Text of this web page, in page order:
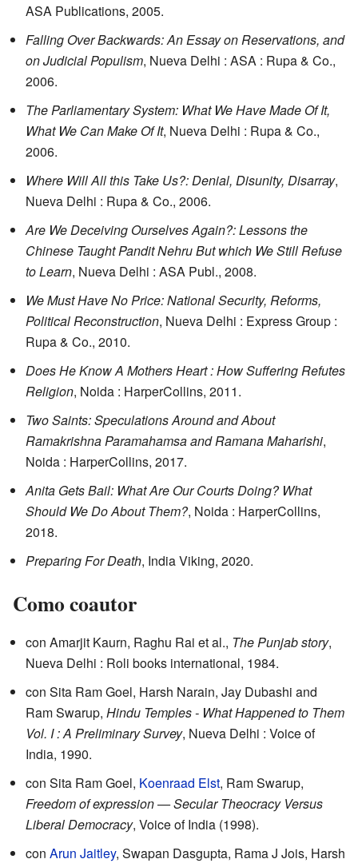
ASA Publications, 2005.
Falling Over Backwards: An Essay on Reservations, and
on Judicial Populism, Nueva Delhi : ASA : Rupa & Co.,
2006.
The Parliamentary System: What We Have Made Of It,
What We Can Make Of It, Nueva Delhi : Rupa & Co.,
2006.
Where Will All this Take Us?: Denial, Disunity, Disarray,
Nueva Delhi : Rupa & Co., 2006.
Are We Deceiving Ourselves Again?: Lessons the
Chinese Taught Pandit Nehru But which We Still Refuse
to Learn, Nueva Delhi : ASA Publ., 2008.
We Must Have No Price: National Security, Reforms,
Political Reconstruction, Nueva Delhi : Express Group :
Rupa & Co., 2010.
Does He Know A Mothers Heart : How Suffering Refutes
Religion, Noida : HarperCollins, 2011.
Two Saints: Speculations Around and About
Ramakrishna Paramahamsa and Ramana Maharishi,
Noida : HarperCollins, 2017.
Anita Gets Bail: What Are Our Courts Doing? What
Should We Do About Them?, Noida : HarperCollins,
2018.
Preparing For Death, India Viking, 2020.
Como coautor
con Amarjit Kaurn, Raghu Rai et al., The Punjab story,
Nueva Delhi : Roli books international, 1984.
con Sita Ram Goel, Harsh Narain, Jay Dubashi and
Ram Swarup, Hindu Temples - What Happened to Them
Vol. I : A Preliminary Survey, Nueva Delhi : Voice of
India, 1990.
con Sita Ram Goel, Koenraad Elst, Ram Swarup,
Freedom of expression — Secular Theocracy Versus
Liberal Democracy, Voice of India (1998).
con Arun Jaitley, Swapan Dasgupta, Rama J Jois, Harsh